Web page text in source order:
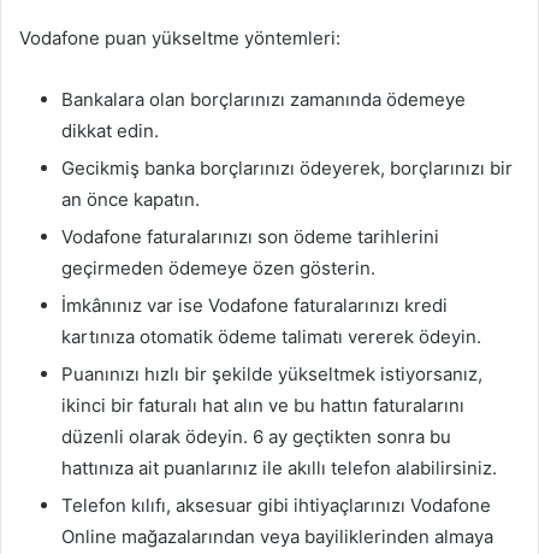
Vodafone puan yükseltme yöntemleri:
Bankalara olan borçlarınızı zamanında ödemeye
dikkat edin.
Gecikmiş banka borçlarınızı ödeyerek, borçlarınızı bir
an önce kapatın.
Vodafone faturalarınızı son ödeme tarihlerini
geçirmeden ödemeye özen gösterin.
İmkânınız var ise Vodafone faturalarınızı kredi
kartınıza otomatik ödeme talimatı vererek ödeyin.
Puanınızı hızlı bir şekilde yükseltmek istiyorsanız,
ikinci bir faturalı hat alın ve bu hattın faturalarını
düzenli olarak ödeyin. 6 ay geçtikten sonra bu
hattınıza ait puanlarınız ile akıllı telefon alabilirsiniz.
Telefon kılıfı, aksesuar gibi ihtiyaçlarınızı Vodafone
Online mağazalarından veya bayiliklerinden almaya